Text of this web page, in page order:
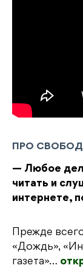
ПРО
— Любое
читать и
интернете,
Прежде
«Дождь»,
газета»…